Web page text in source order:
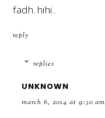
fadh..hihi..
reply
replies
UNKNOWN
march 6, 2014 at 9:30 am